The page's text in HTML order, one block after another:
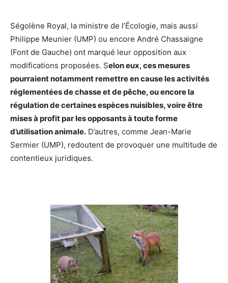
Ségolène Royal, la ministre de l’Écologie, mais aussi
Philippe Meunier (UMP) ou encore André Chassaigne
(Font de Gauche) ont marqué leur opposition aux
modifications proposées. Selon eux, ces mesures
pourraient notamment remettre en cause les activités
réglementées de chasse et de pêche, ou encore la
régulation de certaines espèces nuisibles, voire être
mises à profit par les opposants à toute forme
d’utilisation animale. D’autres, comme Jean-Marie
Sermier (UMP), redoutent de provoquer une multitude de
contentieux juridiques.